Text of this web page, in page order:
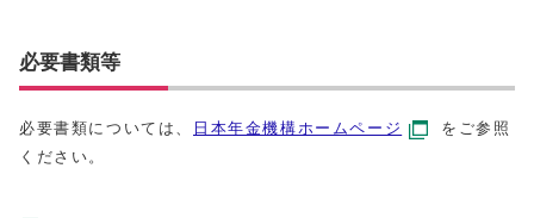
必要書類等
必要書類については、 日本年金機構ホームページ
をご参照
ください。